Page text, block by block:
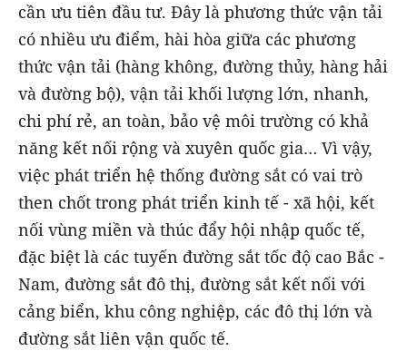
cần ưu tiên đầu tư. Đây là phương thức vận tải
có nhiều ưu điểm, hài hòa giữa các phương
thức vận tải (hàng không, đường thủy, hàng hải
và đường bộ), vận tải khối lượng lớn, nhanh,
chi phí rẻ, an toàn, bảo vệ môi trường có khả
năng kết nối rộng và xuyên quốc gia… Vì vậy,
việc phát triển hệ thống đường sắt có vai trò
then chốt trong phát triển kinh tế - xã hội, kết
nối vùng miền và thúc đẩy hội nhập quốc tế,
đặc biệt là các tuyến đường sắt tốc độ cao Bắc -
Nam, đường sắt đô thị, đường sắt kết nối với
cảng biển, khu công nghiệp, các đô thị lớn và
đường sắt liên vận quốc tế.